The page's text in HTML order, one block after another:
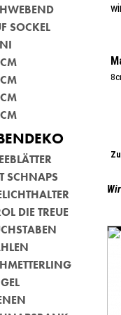
SOCKEL
SCHNAPS
DIE TREUE